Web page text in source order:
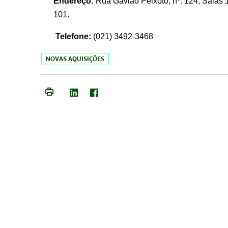
101.
Telefone: (021) 3492-3468
NOVAS AQUISIÇÕES